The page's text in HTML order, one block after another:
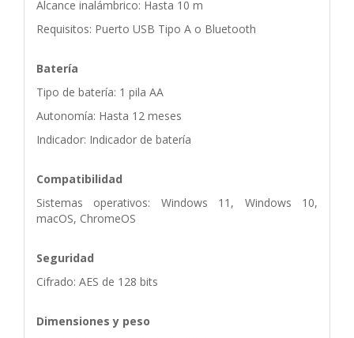
Alcance inalámbrico: Hasta 10 m
Requisitos: Puerto USB Tipo A o Bluetooth
Batería
Tipo de batería: 1 pila AA
Autonomía: Hasta 12 meses
Indicador: Indicador de batería
Compatibilidad
Sistemas operativos: Windows 11, Windows 10,
macOS, ChromeOS
Seguridad
Cifrado: AES de 128 bits
Dimensiones y peso